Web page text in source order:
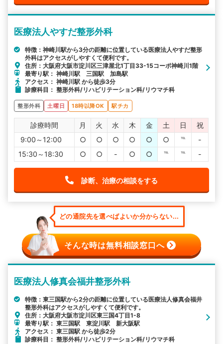
医療法人やすだ整形外科
特徴：神崎川駅から3分の距離に位置している医療法人やすだ整形
外科はアクセスがしやすくて便利です。
住所：大阪府大阪市淀川区三津屋北1丁目33-15コーポ神崎川1階
最寄り駅： 神崎川駅 三国駅 加島駅
アクセス： 神崎川駅 から徒歩3分
診療科目： 整形外科/リハビリテーション科/リウマチ科
整形外科 土曜日 18時以降OK 駅チカ
診療時間 月 火 水 木 金 土 日
祝
9:00～12:00
○ ○ ○ ○ ○ ○ ℡
-
15:30～18:30
○ ○ - ○ ○ ℡ ℡ -
診断、治療の相談をする
どの通院先を選べばよいか分からない...
そんな時は無料相談窓口へ
医療法人修真会福井整形外科
特徴：東三国駅から2分の距離に位置している医療法人修真会福井
整形外科はアクセスがしやすくて便利です。
住所：大阪府大阪市淀川区東三国4丁目1-8
最寄り駅： 東三国駅 東淀川駅 新大阪駅
アクセス： 東三国駅 から徒歩2分
診療科目： 整形外科/リハビリテーション科/リウマチ科